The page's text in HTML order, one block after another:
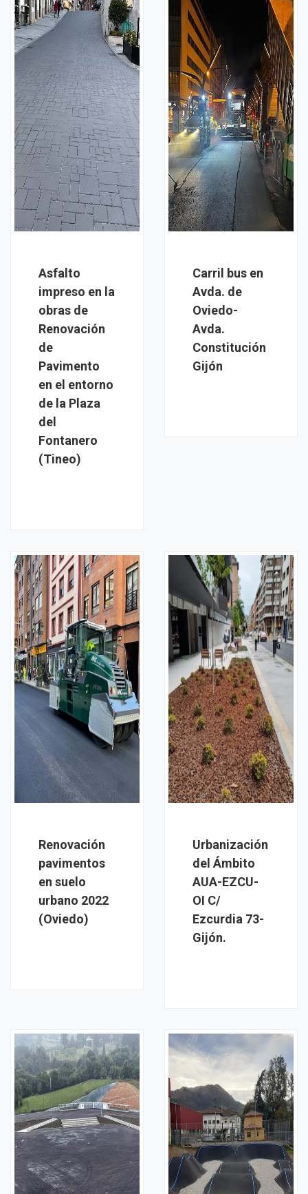
Asfalto
impreso en la
obras de
Renovación
de
Pavimento
en el entorno
de la Plaza
del
Fontanero
(Tineo)
Carril bus en
Avda. de
Oviedo-
Avda.
Constitución
Gijón
Renovación
pavimentos
en suelo
urbano 2022
(Oviedo)
Urbanización
del Ámbito
AUA-EZCU-
OI C/
Ezcurdia 73-
Gijón.